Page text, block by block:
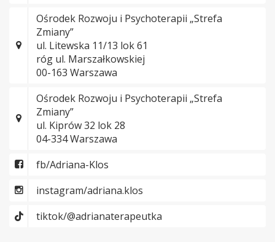
Ośrodek Rozwoju i Psychoterapii „Strefa
Zmiany”
ul. Litewska 11/13 lok 61
róg ul. Marszałkowskiej
00-163 Warszawa
Ośrodek Rozwoju i Psychoterapii „Strefa
Zmiany”
ul. Kiprów 32 lok 28
04-334 Warszawa
fb/Adriana-Klos
instagram/adriana.klos
tiktok/@adrianaterapeutka